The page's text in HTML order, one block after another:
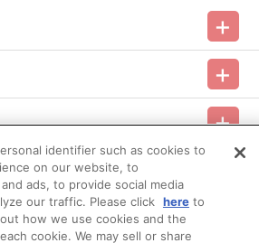
は営利目的の恐れがある注文と判断した場
品を個人またはグループが繰り返し注文し
歴がある個人またはグループが注文した
文と判断した場合
況、生産の都合等により、お届け日が
す。あらかじめご了承ください。
候の状況等によって、お届け日が異な
ご了承ください。
らせていただきます。また、配送会社
く表示
お問い合わせ 推奨環境
Information
登録
ムワークス
identifier such as cookies to
on our website, to
ads, to provide social media
our traffic. Please click hereto
how we use cookies and the
cookie. We may sell or share